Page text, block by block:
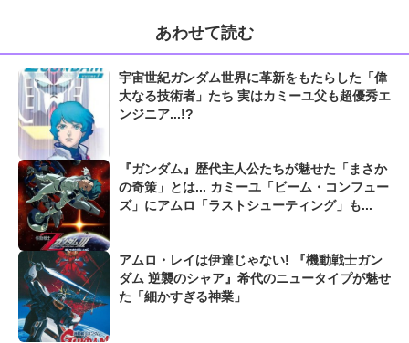
あわせて読む
宇宙世紀ガンダム世界に革新をもたらした「偉
大なる技術者」たち 実はカミーユ父も超優秀エ
ンジニア...!?
『ガンダム』歴代主人公たちが魅せた「まさか
の奇策」とは... カミーユ「ビーム・コンフュー
ズ」にアムロ「ラストシューティング」も...
アムロ・レイは伊達じゃない! 『機動戦士ガン
ダム 逆襲のシャア』希代のニュータイプが魅せ
た「細かすぎる神業」